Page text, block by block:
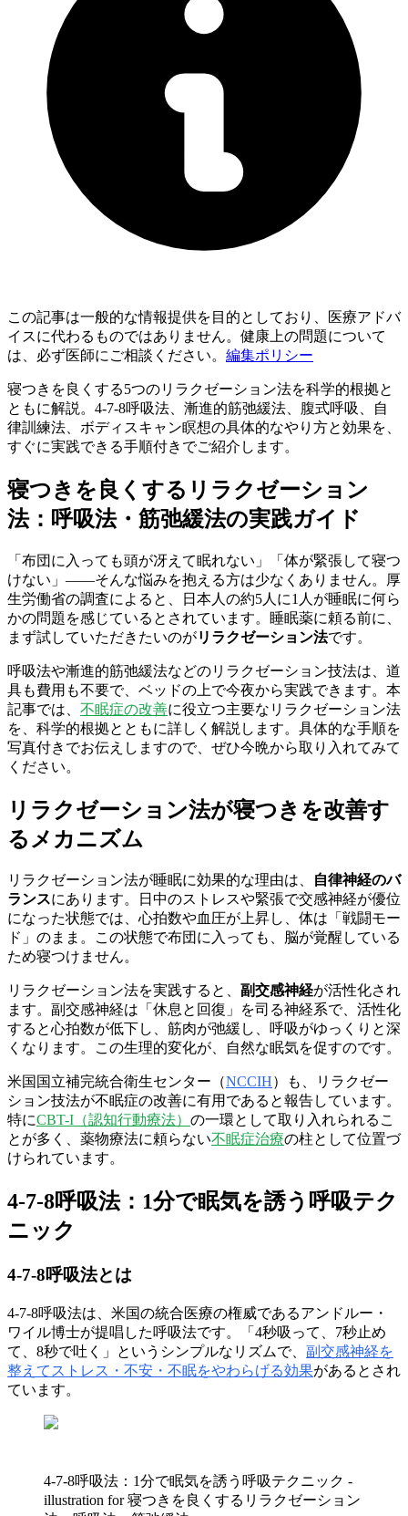
この記事は一般的な情報提供を目的としており、医療アドバ
イスに代わるものではありません。健康上の問題について
は、必ず医師にご相談ください。 編集ポリシー
寝つきを良くする5つのリラクゼーション法を科学的根拠と
ともに解説。4-7-8呼吸法、漸進的筋弛緩法、腹式呼吸、自
律訓練法、ボディスキャン瞑想の具体的なやり方と効果を、
すぐに実践できる手順付きでご紹介します。
寝つきを良くするリラクゼーション
法：呼吸法・筋弛緩法の実践ガイド
「布団に入っても頭が冴えて眠れない」「体が緊張して寝つ
けない」――そんな悩みを抱える方は少なくありません。厚
生労働省の調査によると、日本人の約5人に1人が睡眠に何ら
かの問題を感じているとされています。睡眠薬に頼る前に、
まず試していただきたいのがリラクゼーション法です。
呼吸法や漸進的筋弛緩法などのリラクゼーション技法は、道
具も費用も不要で、ベッドの上で今夜から実践できます。本
記事では、 不眠症の改善に役立つ主要なリラクゼーション法
を、科学的根拠とともに詳しく解説します。具体的な手順を
写真付きでお伝えしますので、ぜひ今晩から取り入れてみて
ください。
リラクゼーション法が寝つきを改善す
るメカニズム
リラクゼーション法が睡眠に効果的な理由は、
自律神経のバ
ランスにあります。日中のストレスや緊張で交感神経が優位
になった状態では、心拍数や血圧が上昇し、体は「戦闘モー
ド」のまま。この状態で布団に入っても、脳が覚醒している
ため寝つけません。
リラクゼーション法を実践すると、 副交感神経が活性化され
ます。副交感神経は「休息と回復」を司る神経系で、活性化
すると心拍数が低下し、筋肉が弛緩し、呼吸がゆっくりと深
くなります。この生理的変化が、自然な眠気を促すのです。
米国国立補完統合衛生センター（NCCIH）も、リラクゼー
ション技法が不眠症の改善に有用であると報告しています。
特にCBT-I（認知行動療法） の一環として取り入れられるこ
とが多く、薬物療法に頼らない不眠症治療の柱として位置づ
けられています。
4-7-8呼吸法：1分で眠気を誘う呼吸テク
ニック
4-7-8呼吸法とは
4-7-8呼吸法は、米国の統合医療の権威であるアンドルー・
ワイル博士が提唱した呼吸法です。「4秒吸って、7秒止め
て、8秒で吐く」というシンプルなリズムで、 副交感神経を
整えてストレス・不安・不眠をやわらげる効果があるとされ
ています。
4-7-8呼吸法：1分で眠気を誘う呼吸テクニック -
illustration for 寝つきを良くするリラクゼーション